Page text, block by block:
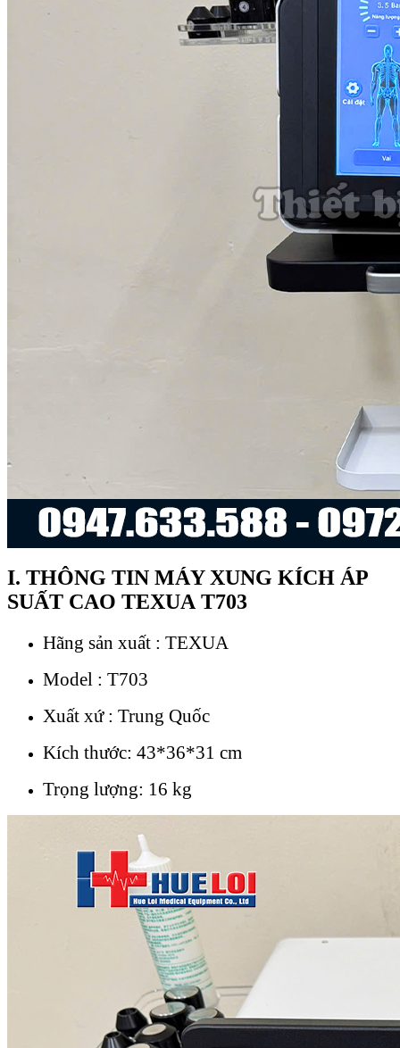
I. THÔNG TIN MÁY XUNG KÍCH ÁP
SUẤT CAO TEXUA T703
Hãng sản xuất : TEXUA
Model : T703
Xuất xứ : Trung Quốc
Kích thước: 43*36*31 cm
Trọng lượng: 16 kg